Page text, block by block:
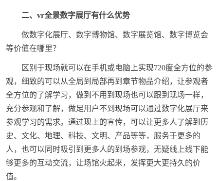
二、vr全景数字展厅有什么优势
做数字化展厅、数字博物馆、数字展览馆、数字博览会
等价值在哪里？
区别于现场就可以在手机或电脑上实现720度全方位的参
观，细致的可以从全局到局部再到章节物品介绍，让参观者
全方位的了解学习，做到不用到现场也可以跟到现场一样，
充分参观和了解，做足用户不到现场可以通过数字化展厅来
参观学习的需求。通过现上的宣传，可以让更多人了解到历
史、文化、地理、科技、文明、产品等等，服务于更多的
人，也可以同时吸引到更多人的到场参观，无疑线上线下能
够更多的互动交流，让场馆火起来，发挥更大更持久的价
值。